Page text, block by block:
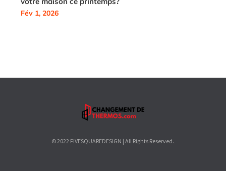
Fév 1, 2026
© 2022 FIVESQUAREDESIGN | All Rights Reserved.